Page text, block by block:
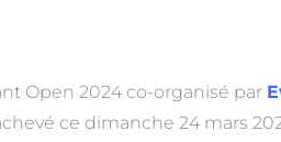
Open 2024 co-organisé par
ce dimanche 24 mars